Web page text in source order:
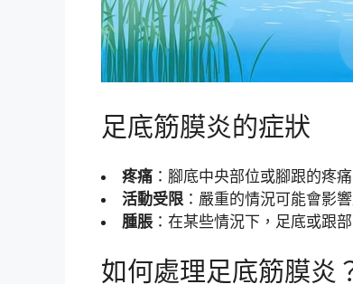
足底筋膜炎的症狀
疼痛 ：腳底中央部位或腳跟的疼
活動受限 ：嚴重的情況可能會影
腫脹 ：在某些情況下，足底或跟
如何處理足底筋膜炎